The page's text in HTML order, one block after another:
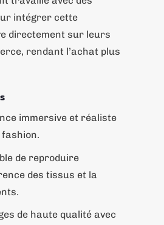
intégrer cette
directement sur leurs
rendant l’achat plus
immersive et réaliste
de reproduire
des tissus et la
de haute qualité avec